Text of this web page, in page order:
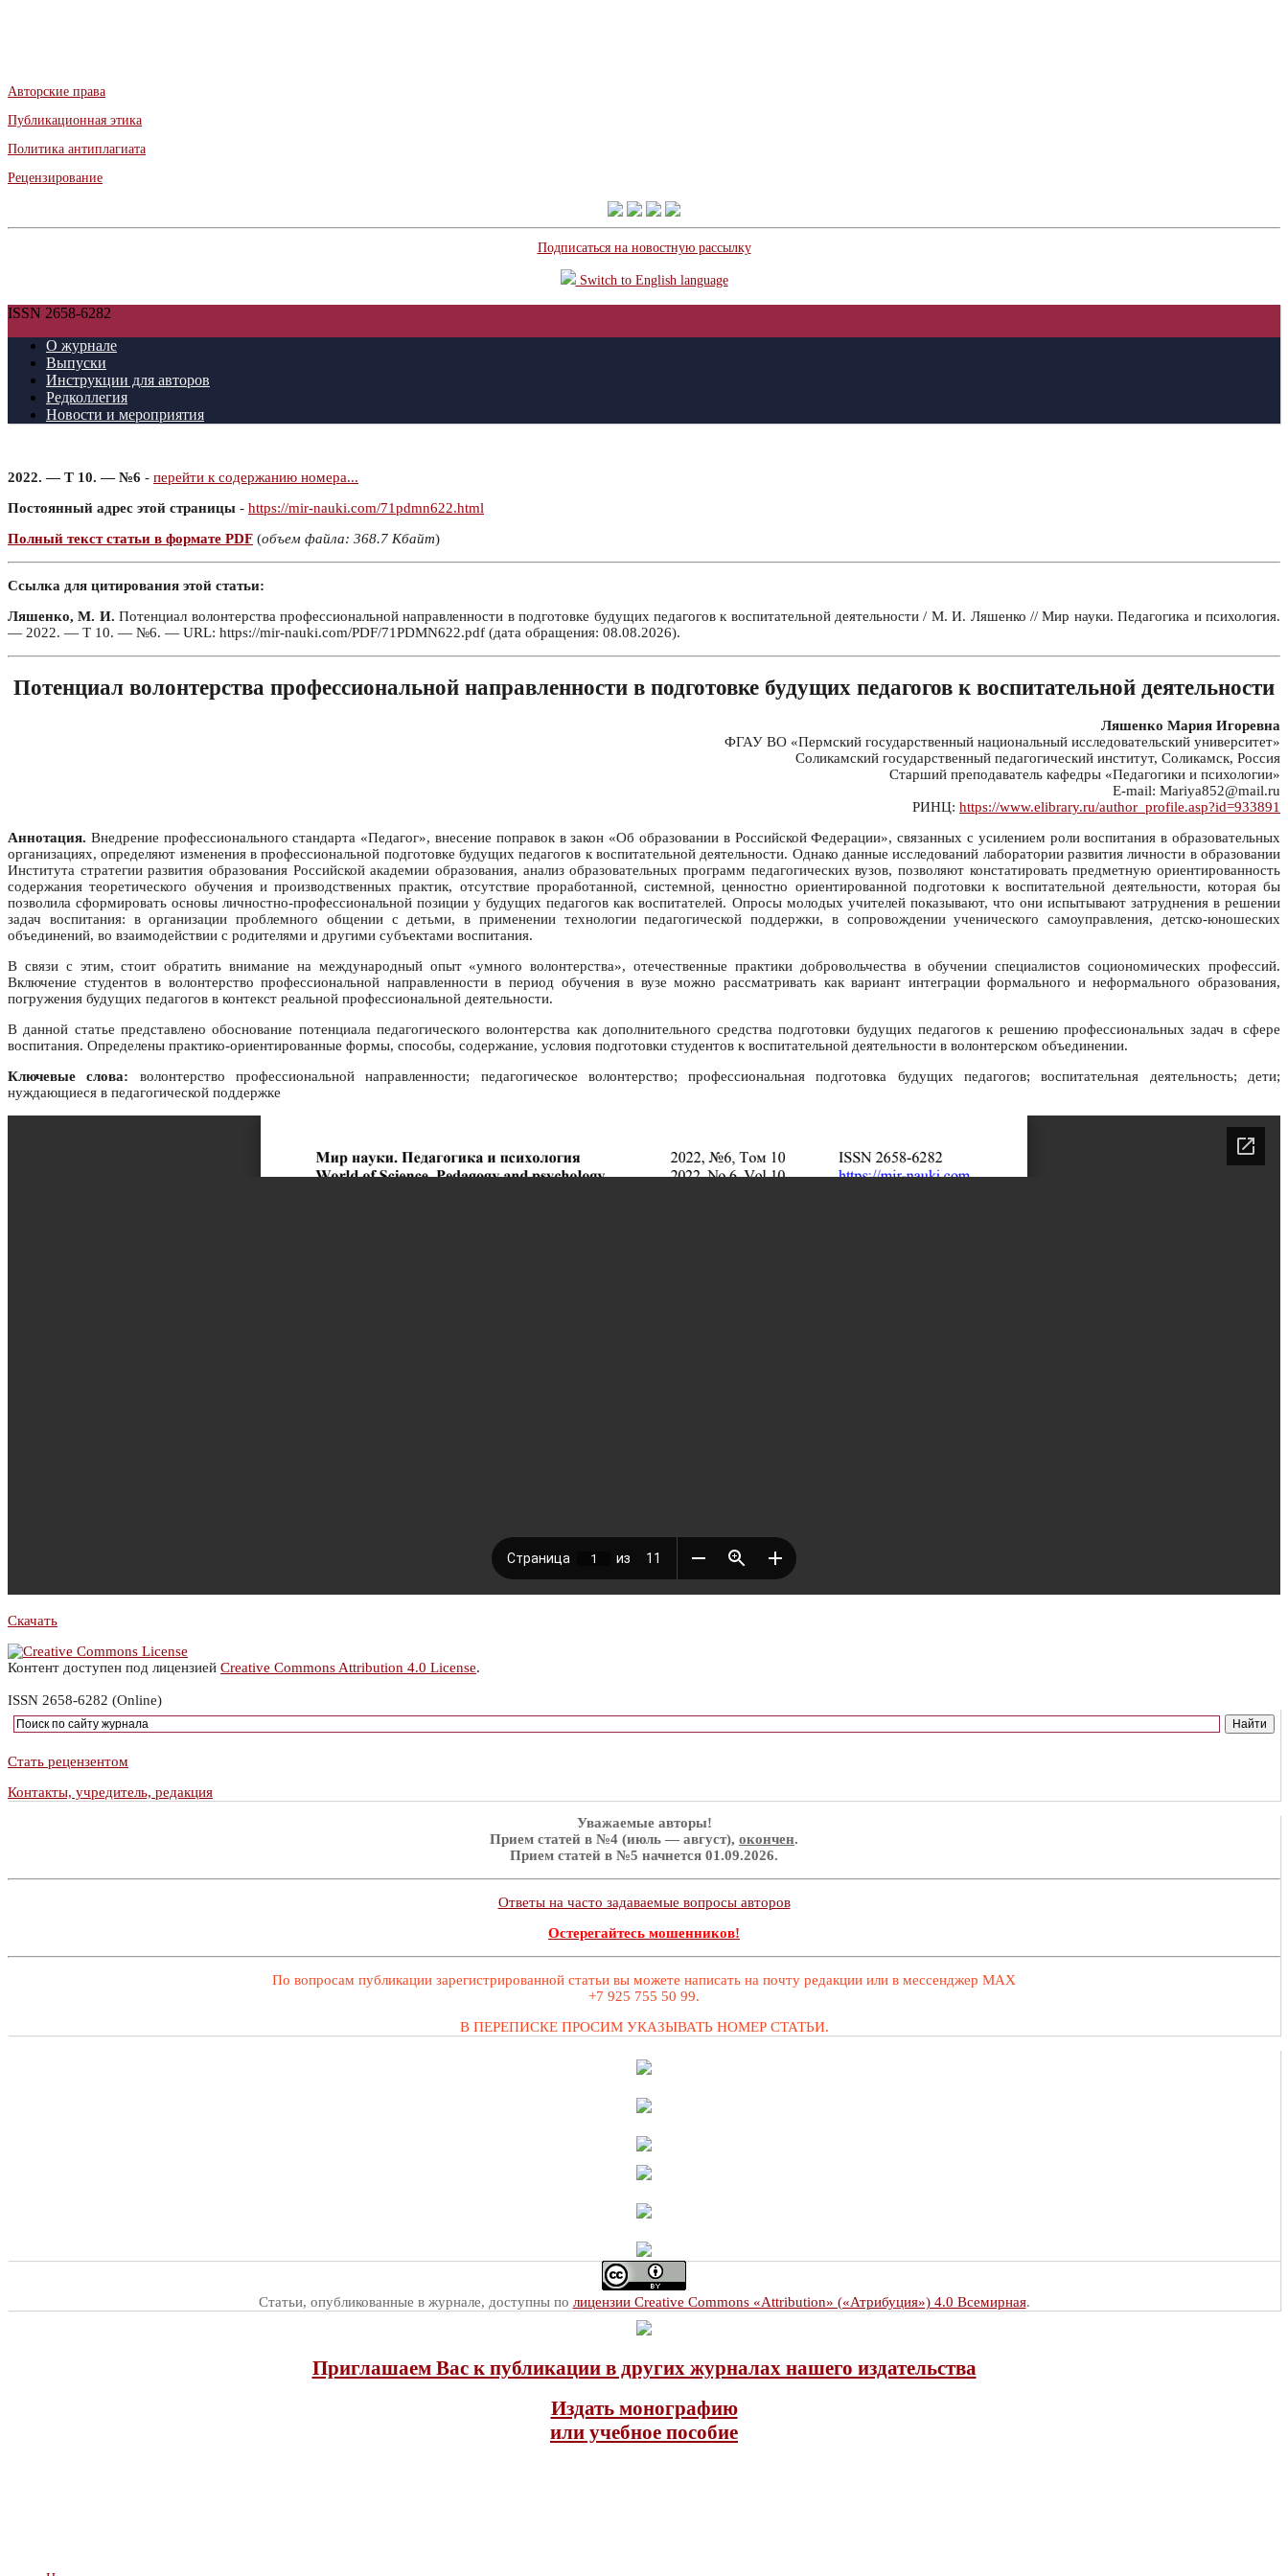
Авторские права
Публикационная этика
Политика антиплагиата
Рецензирование
Подписаться на новостную рассылку
Switch to English language
ISSN 2658-6282
О журнале
Выпуски
Инструкции для авторов
Редколлегия
Новости и мероприятия
2022. — Т 10. — №6 - перейти к содержанию номера...
Постоянный адрес этой страницы - https://mir-nauki.com/71pdmn622.html
Полный текст статьи в формате PDF (объем файла: 368.7 Кбайт)
Ссылка для цитирования этой статьи:
Ляшенко, М. И. Потенциал волонтерства профессиональной направленности в подготовке будущих педагогов к воспитательной деятельности / М. И. Ляшенко // Мир науки. Педагогика и психология.
— 2022. — Т 10. — №6. — URL: https://mir-nauki.com/PDF/71PDMN622.pdf (дата обращения: 08.08.2026).
Потенциал волонтерства профессиональной направленности в подготовке будущих педагогов к воспитательной деятельности
Ляшенко Мария Игоревна
ФГАУ ВО «Пермский государственный национальный исследовательский университет»
Соликамский государственный педагогический институт, Соликамск, Россия
Старший преподаватель кафедры «Педагогики и психологии»
E-mail: Mariya852@mail.ru
РИНЦ: https://www.elibrary.ru/author_profile.asp?id=933891
Аннотация. Внедрение профессионального стандарта «Педагог», внесение поправок в закон «Об образовании в Российской Федерации», связанных с усилением роли воспитания в образовательных
организациях, определяют изменения в профессиональной подготовке будущих педагогов к воспитательной деятельности. Однако данные исследований лаборатории развития личности в образовании
Института стратегии развития образования Российской академии образования, анализ образовательных программ педагогических вузов, позволяют констатировать предметную ориентированность
содержания теоретического обучения и производственных практик, отсутствие проработанной, системной, ценностно ориентированной подготовки к воспитательной деятельности, которая бы
позволила сформировать основы личностно-профессиональной позиции у будущих педагогов как воспитателей. Опросы молодых учителей показывают, что они испытывают затруднения в решении
задач воспитания: в организации проблемного общении с детьми, в применении технологии педагогической поддержки, в сопровождении ученического самоуправления, детско-юношеских
объединений, во взаимодействии с родителями и другими субъектами воспитания.
В связи с этим, стоит обратить внимание на международный опыт «умного волонтерства», отечественные практики добровольчества в обучении специалистов социономических профессий.
Включение студентов в волонтерство профессиональной направленности в период обучения в вузе можно рассматривать как вариант интеграции формального и неформального образования,
погружения будущих педагогов в контекст реальной профессиональной деятельности.
В данной статье представлено обоснование потенциала педагогического волонтерства как дополнительного средства подготовки будущих педагогов к решению профессиональных задач в сфере
воспитания. Определены практико-ориентированные формы, способы, содержание, условия подготовки студентов к воспитательной деятельности в волонтерском объединении.
Ключевые слова: волонтерство профессиональной направленности; педагогическое волонтерство; профессиональная подготовка будущих педагогов; воспитательная деятельность; дети;
нуждающиеся в педагогической поддержке
Скачать
Контент доступен под лицензией Creative Commons Attribution 4.0 License.
ISSN 2658-6282 (Online)
Стать рецензентом
Контакты, учредитель, редакция
Уважаемые авторы!
Прием статей в №4 (июль — август), окончен.
Прием статей в №5 начнется 01.09.2026.
Ответы на часто задаваемые вопросы авторов
Остерегайтесь мошенников!
По вопросам публикации зарегистрированной статьи вы можете написать на почту редакции или в мессенджер MAX
+7 925 755 50 99.
В ПЕРЕПИСКЕ ПРОСИМ УКАЗЫВАТЬ НОМЕР СТАТЬИ.
Статьи, опубликованные в журнале, доступны по лицензии Creative Commons «Attribution» («Атрибуция») 4.0 Всемирная.
Приглашаем Вас к публикации в других журналах нашего издательства
Издать монографию
или учебное пособие